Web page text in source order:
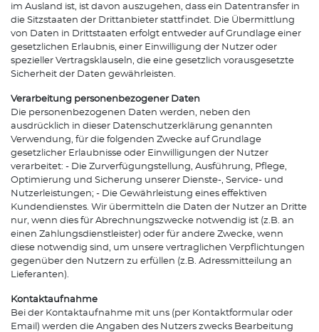
im Ausland ist, ist davon auszugehen, dass ein Datentransfer in
die Sitzstaaten der Drittanbieter stattfindet. Die Übermittlung
von Daten in Drittstaaten erfolgt entweder auf Grundlage einer
gesetzlichen Erlaubnis, einer Einwilligung der Nutzer oder
spezieller Vertragsklauseln, die eine gesetzlich vorausgesetzte
Sicherheit der Daten gewährleisten.
Verarbeitung personenbezogener Daten
Die personenbezogenen Daten werden, neben den
ausdrücklich in dieser Datenschutzerklärung genannten
Verwendung, für die folgenden Zwecke auf Grundlage
gesetzlicher Erlaubnisse oder Einwilligungen der Nutzer
verarbeitet: - Die Zurverfügungstellung, Ausführung, Pflege,
Optimierung und Sicherung unserer Dienste-, Service- und
Nutzerleistungen; - Die Gewährleistung eines effektiven
Kundendienstes. Wir übermitteln die Daten der Nutzer an Dritte
nur, wenn dies für Abrechnungszwecke notwendig ist (z.B. an
einen Zahlungsdienstleister) oder für andere Zwecke, wenn
diese notwendig sind, um unsere vertraglichen Verpflichtungen
gegenüber den Nutzern zu erfüllen (z.B. Adressmitteilung an
Lieferanten).
Kontaktaufnahme
Bei der Kontaktaufnahme mit uns (per Kontaktformular oder
Email) werden die Angaben des Nutzers zwecks Bearbeitung